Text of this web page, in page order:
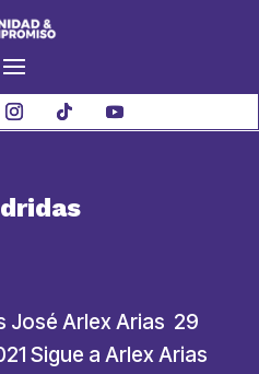
José Arlex Arias 29
Sigue a Arlex Arias